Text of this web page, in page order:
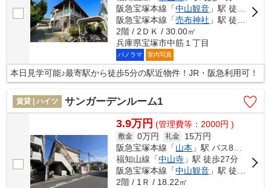
阪急宝塚本線「中山観音 」駅 徒歩6分
阪急宝塚本線「売布神社 」駅 徒歩16分
2階 / 2ＤＫ / 30.00㎡
兵庫県宝塚市中筋１丁目
パノラマ 室内写真
本日見学可能♪最寄駅から徒歩5分の駅近物件！JR・阪急利用可！
賃貸 | ハイツ サンガーデンルーム1
3.9万円 (管理費等：2000円 )
敷金 0万円 礼金
15万円
阪急宝塚本線「山本 」駅 バス8分 「荻野北」 停歩3分
福知山線「中山寺 」駅 徒歩27分
阪急宝塚本線「中山観音 」駅 徒歩36分
2階 / 1Ｒ / 18.22㎡